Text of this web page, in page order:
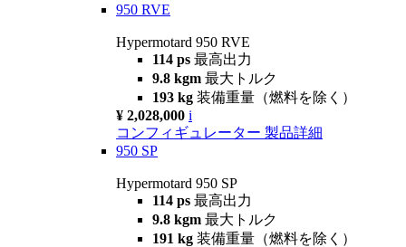
950 RVE
Hypermotard 950 RVE
114 ps 最高出力
9.8 kgm 最大トルク
193 kg 装備重量（燃料を除く）
¥ 2,028,000 i
コンフィギュレーター 製品詳細
950 SP
Hypermotard 950 SP
114 ps 最高出力
9.8 kgm 最大トルク
191 kg 装備重量（燃料を除く）